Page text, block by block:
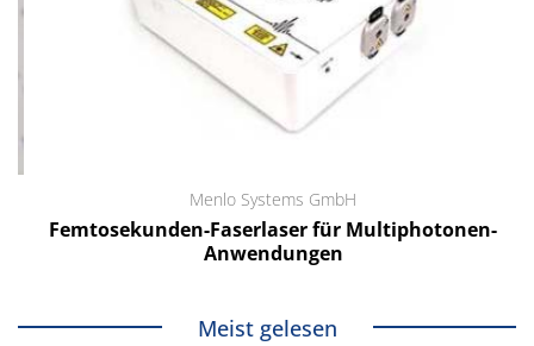
Menlo Systems GmbH
Femtosekunden-Faserlaser für Multiphotonen-
Anwendungen
Meist gelesen